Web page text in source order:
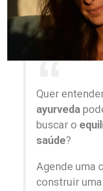
Quer
ayurveda
buscar o
saúde?
Agende uma
construir